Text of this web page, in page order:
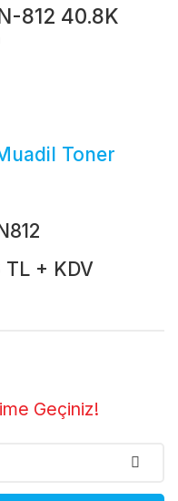
812 40.8K
Toner
TL + KDV
Geçiniz!